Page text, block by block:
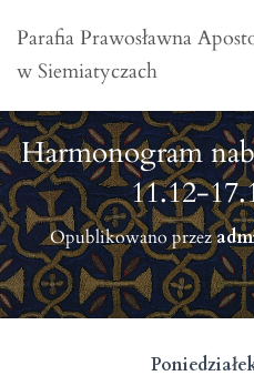
Parafia Prawosławna
w Siemiatyczach
Harmonogram
11.12-
Opublikowano przez